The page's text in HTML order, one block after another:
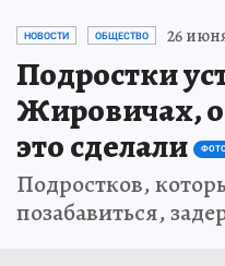
НОВОСТИ ОБЩЕСТВО 26
Подростки
Жировичах,
это сделали
Подростков,
позабавиться,